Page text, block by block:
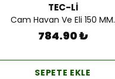
TEC-Lİ
Cam Havan Ve Eli 150 MM.
784.90 ₺
SEPETE EKLE